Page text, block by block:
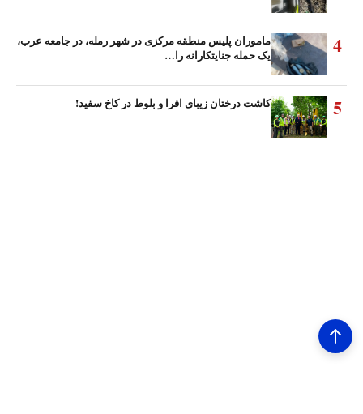
4
ماموران پلیس منطقه مرکزی در شهر رمله، در جامعه عرب،
یک حمله جنایتکارانه را…
5 کاشت درختان زیبای افرا و بلوط در کاخ سفید!